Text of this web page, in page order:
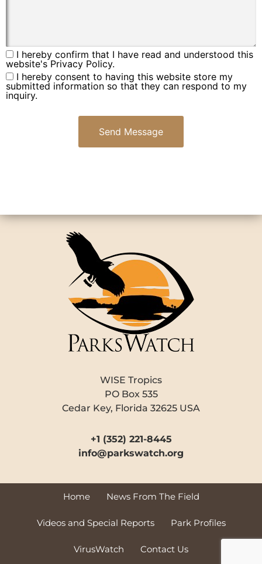
I hereby confirm that I have read and understood this
website's Privacy Policy.
I hereby consent to having this website store my
submitted information so that they can respond to my
inquiry.
WISE Tropics
PO Box 535
Cedar Key, Florida 32625 USA
+1 (352) 221-8445
info@parkswatch.org
Home News From The Field
Videos and Special Reports Park Profiles
VirusWatch Contact Us